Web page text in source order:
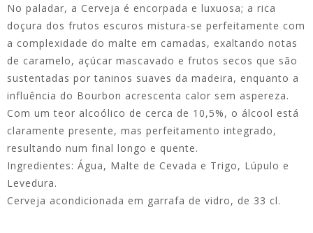
No paladar, a Cerveja é encorpada e luxuosa; a rica
doçura dos frutos escuros mistura-se perfeitamente com
a complexidade do malte em camadas, exaltando notas
de caramelo, açúcar mascavado e frutos secos que são
sustentadas por taninos suaves da madeira, enquanto a
influência do Bourbon acrescenta calor sem aspereza.
Com um teor alcoólico de cerca de 10,5%, o álcool está
claramente presente, mas perfeitamento integrado,
resultando num final longo e quente.
Ingredientes: Água, Malte de Cevada e Trigo, Lúpulo e
Levedura.
Cerveja acondicionada em garrafa de vidro, de 33 cl.